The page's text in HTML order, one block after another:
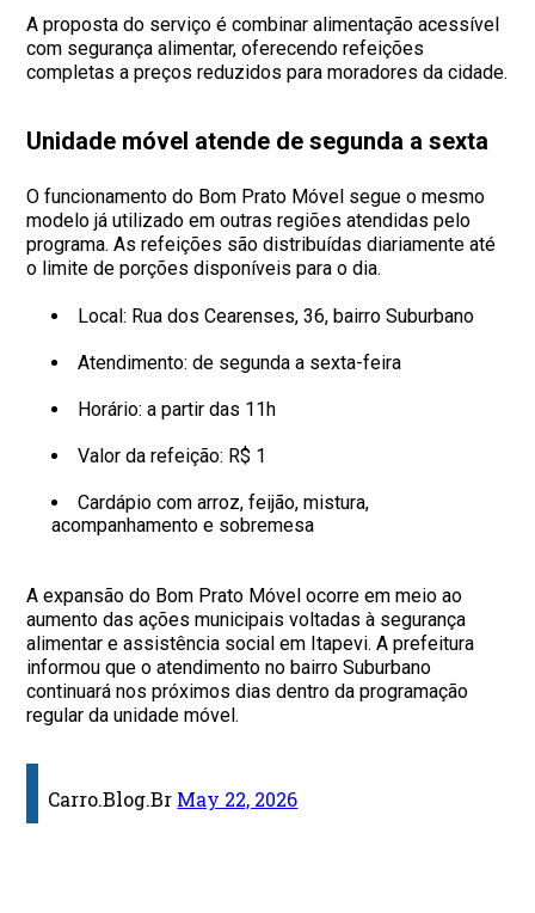
A proposta do serviço é combinar alimentação acessível
com segurança alimentar, oferecendo refeições
completas a preços reduzidos para moradores da cidade.
Unidade móvel atende de segunda a sexta
O funcionamento do Bom Prato Móvel segue o mesmo
modelo já utilizado em outras regiões atendidas pelo
programa. As refeições são distribuídas diariamente até
o limite de porções disponíveis para o dia.
Local: Rua dos Cearenses, 36, bairro Suburbano
Atendimento: de segunda a sexta-feira
Horário: a partir das 11h
Valor da refeição: R$ 1
Cardápio com arroz, feijão, mistura,
acompanhamento e sobremesa
A expansão do Bom Prato Móvel ocorre em meio ao
aumento das ações municipais voltadas à segurança
alimentar e assistência social em Itapevi. A prefeitura
informou que o atendimento no bairro Suburbano
continuará nos próximos dias dentro da programação
regular da unidade móvel.
Carro.Blog.Br May 22, 2026